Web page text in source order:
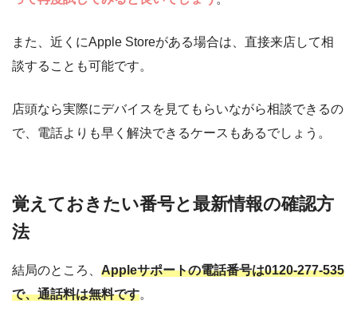
また、近くにApple Storeがある場合は、直接来店して相
談することも可能です。
店頭なら実際にデバイスを見てもらいながら相談できるの
で、電話よりも早く解決できるケースもあるでしょう。
覚えておきたい番号と最新情報の確認方
法
結局のところ、 Appleサポートの電話番号は0120-277-535
で、通話料は無料です。